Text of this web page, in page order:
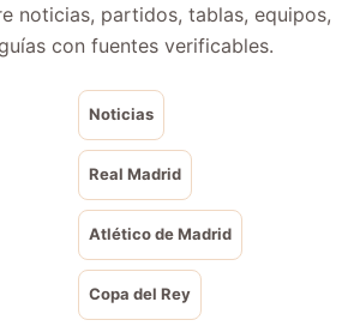
noticias, partidos, tablas, equipos,
con fuentes verificables.
Noticias
Real Madrid
Atlético de Madrid
Copa del Rey